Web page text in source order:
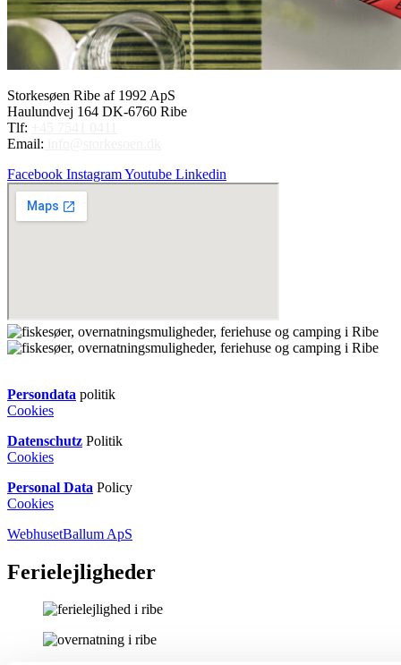
Storkesøen Ribe af 1992 ApS
Haulundvej 164 DK-6760 Ribe
Tlf:
Email:
Facebook InstagramYoutube Linkedin
Persondata politik
Cookies
Datenschutz Politik
Cookies
Personal Data Policy
Cookies
WebhusetBallum ApS
Ferielejligheder